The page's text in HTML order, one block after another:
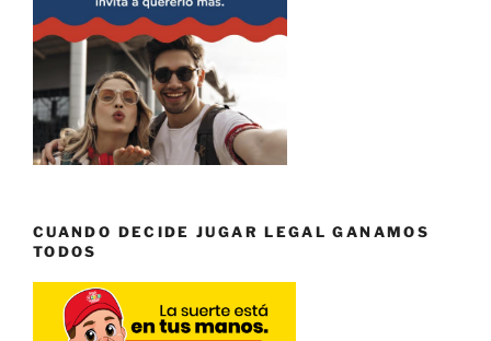
CUANDO DECIDE JUGAR LEGAL GANAMOS
TODOS